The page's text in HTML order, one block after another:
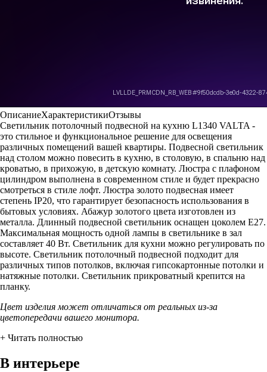
ОписаниеХарактеристикиОтзывы
Светильник потолочный подвесной на кухню L1340 VALTA -
это стильное и функциональное решение для освещения
различных помещений вашей квартиры. Подвесной светильник
над столом можно повесить в кухню, в столовую, в спальню над
кроватью, в прихожую, в детскую комнату. Люстра с плафоном
цилиндром выполнена в современном стиле и будет прекрасно
смотреться в стиле лофт. Люстра золото подвесная имеет
степень IP20, что гарантирует безопасность использования в
бытовых условиях. Абажур золотого цвета изготовлен из
металла. Длинный подвесной светильник оснащен цоколем Е27.
Максимальная мощность одной лампы в светильнике в зал
составляет 40 Вт. Светильник для кухни можно регулировать по
высоте. Светильник потолочный подвесной подходит для
различных типов потолков, включая гипсокартонные потолки и
натяжные потолки. Светильник прикроватный крепится на
планку.
Цвет изделия может отличаться от реальных из-за
цветопередачи вашего монитора.
+ Читать полностью
В интерьере